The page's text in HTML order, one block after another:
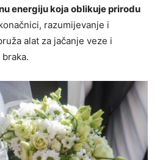
energiju koja oblikuje prirodu
razumijevanje i
alat za jačanje veze i